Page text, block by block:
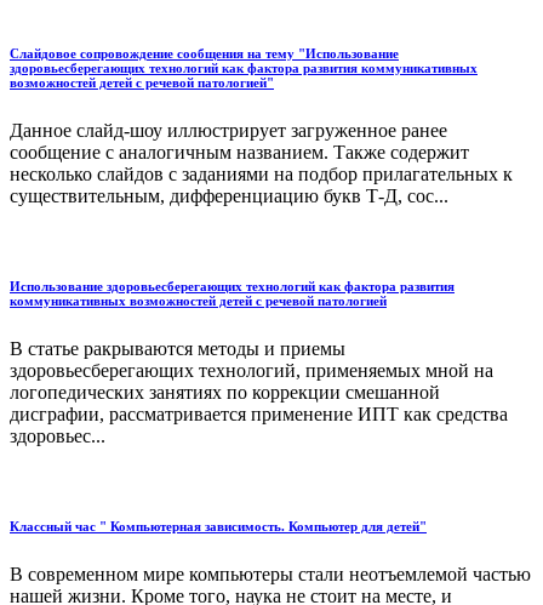
Слайдовое сопровождение сообщения на тему "Использование
здоровьесберегающих технологий как фактора развития коммуникативных
возможностей детей с речевой патологией"
Данное слайд-шоу иллюстрирует загруженное ранее
сообщение с аналогичным названием. Также содержит
несколько слайдов с заданиями на подбор прилагательных к
существительным, дифференциацию букв Т-Д, сос...
Использование здоровьесберегающих технологий как фактора развития
коммуникативных возможностей детей с речевой патологией
В статье ракрываются методы и приемы
здоровьесберегающих технологий, применяемых мной на
логопедических занятиях по коррекции смешанной
дисграфии, рассматривается применение ИПТ как средства
здоровьес...
Классный час " Компьютерная зависимость. Компьютер для детей"
В современном мире компьютеры стали неотъемлемой частью
нашей жизни. Кроме того, наука не стоит на месте, и